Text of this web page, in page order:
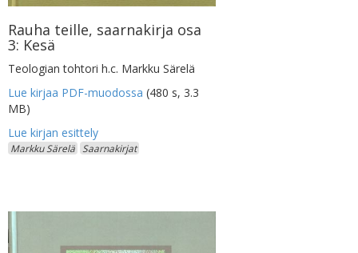
Rauha teille, saarnakirja osa
3: Kesä
Teologian tohtori h.c. Markku Särelä
Lue kirjaa PDF-muodossa (480 s, 3.3
MB)
Markku Särelä Saarnakirjat